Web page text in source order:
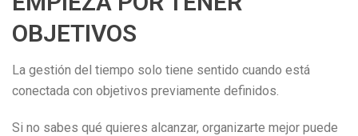
OBJETIVOS
La gestión del tiempo solo tiene sentido cuando está
conectada con objetivos previamente definidos.
Si no sabes qué quieres alcanzar, organizarte mejor puede